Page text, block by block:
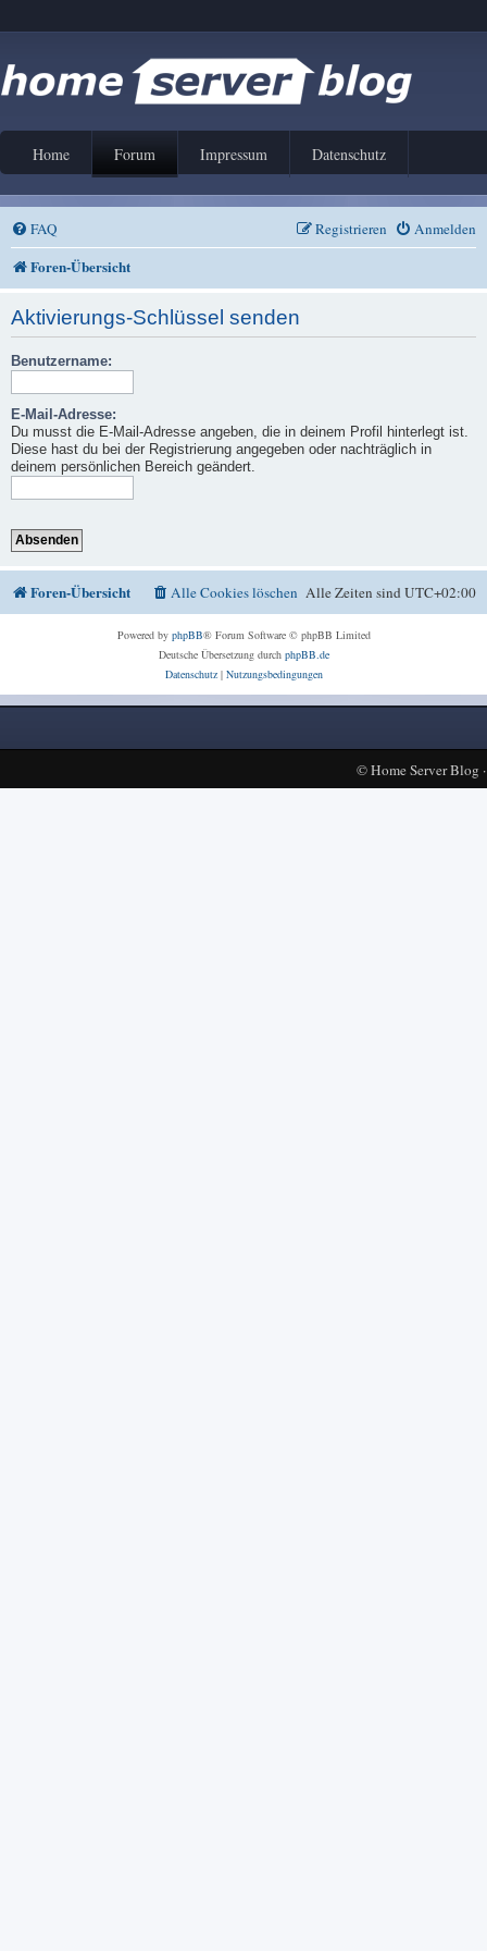
Home Forum Impressum Datenschutz
FAQ Anmelden
Registrieren
Foren-Übersicht
Aktivierungs-Schlüssel senden
Benutzername:
E-Mail-Adresse:
Du musst die E-Mail-Adresse angeben, die in deinem Profil hinterlegt ist.
Diese hast du bei der Registrierung angegeben oder nachträglich in
deinem persönlichen Bereich geändert.
Foren-Übersicht Alle Zeiten sindUTC+02:00
Alle Cookies löschen
Powered by phpBB® Forum Software © phpBB Limited
Deutsche Übersetzung durch phpBB.de
Datenschutz| Nutzungsbedingungen
©Home Server Blog